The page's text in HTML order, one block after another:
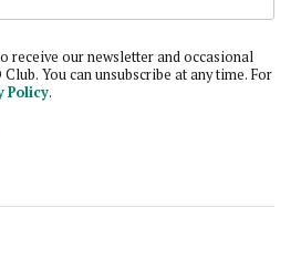
receive our newsletter and occasional
You can unsubscribe at any time. For
Policy.